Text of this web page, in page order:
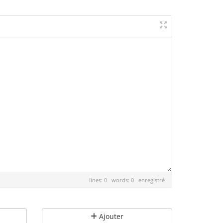
lines: 0 words: 0 enregistré
Ajouter